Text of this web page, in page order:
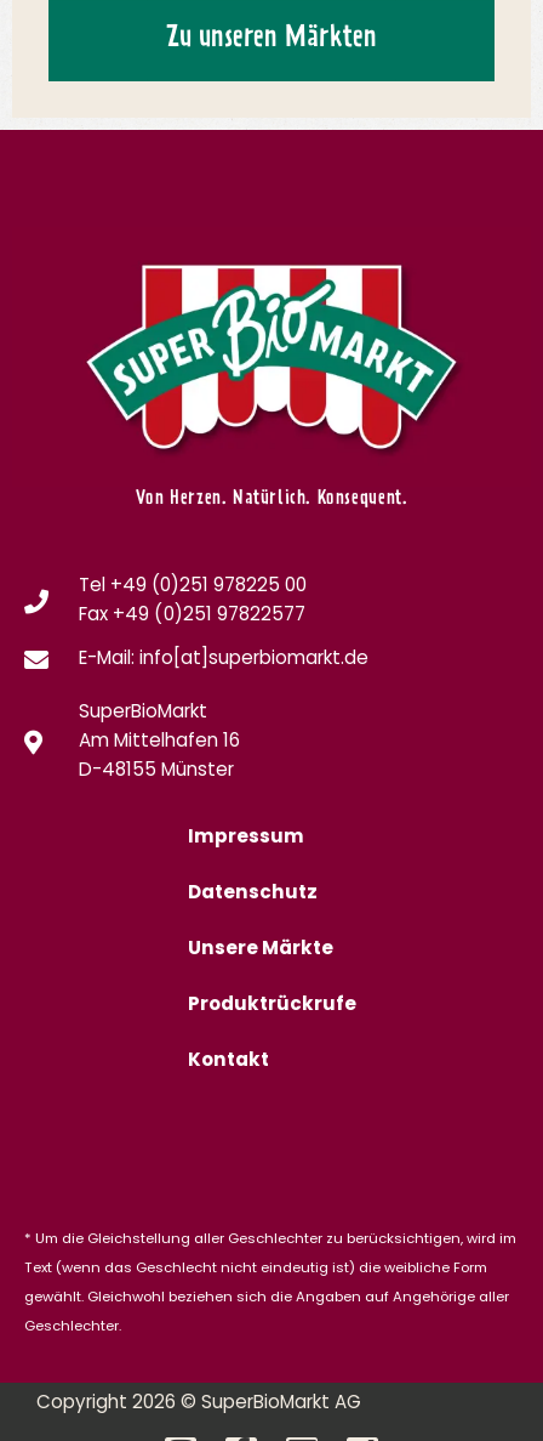
Zu unseren Märkten
Von Herzen. Natürlich. Konsequent.
Tel +49 (0)251 978225 00
Fax +49 (0)251 97822577
E-Mail: info[at]superbiomarkt.de
SuperBioMarkt
Am Mittelhafen 16
D-48155 Münster
Impressum
Datenschutz
Unsere Märkte
Produktrückrufe
Kontakt
* Um die Gleichstellung aller Geschlechter zu berücksichtigen, wird im
Text (wenn das Geschlecht nicht eindeutig ist) die weibliche Form
gewählt. Gleichwohl beziehen sich die Angaben auf Angehörige aller
Geschlechter.
Copyright 2026 © SuperBioMarkt AG